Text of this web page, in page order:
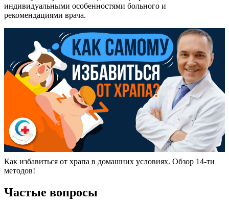
индивидуальными особенностями больного и
рекомендациями врача.
Как избавиться от храпа в домашних условиях. Обзор 14-ти
методов!
Частые вопросы